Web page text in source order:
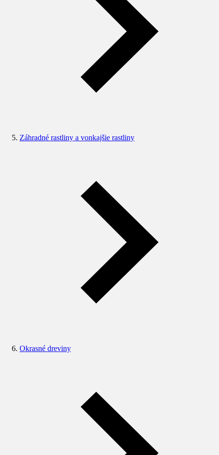
Záhradné rastliny a vonkajšie rastliny
Okrasné dreviny